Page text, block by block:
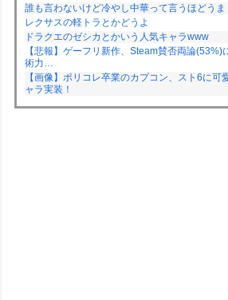
誰も言わないけど冷やし中華って言うほどうま
レクサスの軽トラとかどうよ
ドラクエのゼシカとかいう人気キャラwww
【悲報】ゲーフリ新作、Steam賛否両論
術力…
【画像】ポリコレ卒業のカプコン、スト6に可
ャラ実装！